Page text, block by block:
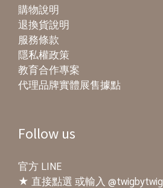
購物說明
退換貨說明
服務條款
隱私權政策
教育合作專案
代理品牌實體展售據點
Follow us
官方 LINE
★ 直接點選 或輸入 @twigbytwig